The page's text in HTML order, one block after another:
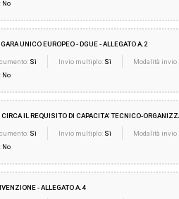
No
UNICO EUROPEO - DGUE - ALLEGATO A.2
Sì Invio multiplo: Sì
Modalità invio
No
IL REQUISITO DI CAPACITA' TECNICO-
Sì Invio multiplo: Sì
Modalità invio
No
- ALLEGATO A.4